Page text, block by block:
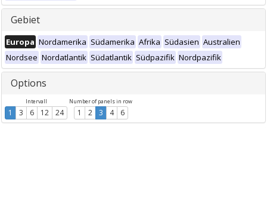
Gebiet
Europa Nordamerika Südamerika Afrika Südasien Australien
Nordsee Nordatlantik Südatlantik Südpazifik Nordpazifik
Options
Intervall
1 3 6 12 24
Number of panels in row
1 2 3 4 6